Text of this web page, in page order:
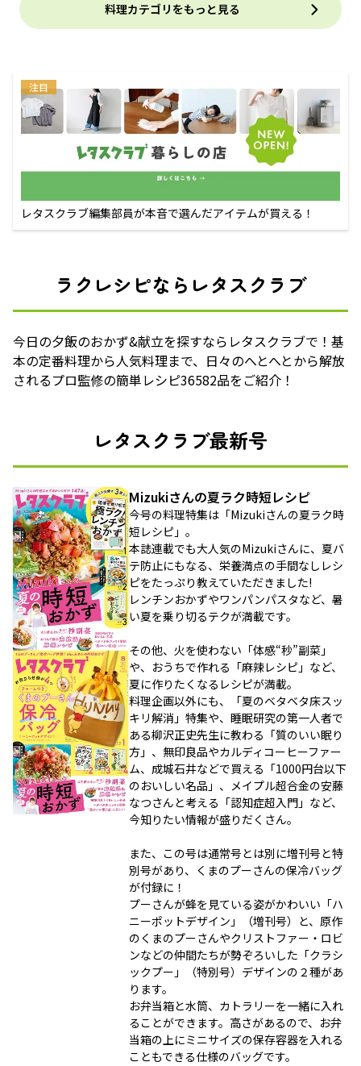
料理カテゴリをもっと見る
注目
レタスクラブ編集部員が本音で選んだアイテムが買える！
ラクレシピならレタスクラブ
今日の夕飯のおかず&献立を探すならレタスクラブで！基
本の定番料理から人気料理まで、日々のへとへとから解放
されるプロ監修の簡単レシピ36582品をご紹介！
レタスクラブ最新号
Mizukiさんの夏ラク時短レシピ
今号の料理特集は「Mizukiさんの夏ラク時
短レシピ」。
本誌連載でも大人気のMizukiさんに、夏バ
テ防止にもなる、栄養満点の手間なしレシ
ピをたっぷり教えていただきました!
レンチンおかずやワンパンパスタなど、暑
い夏を乗り切るテクが満載です。
その他、火を使わない「体感“秒”副菜」
や、おうちで作れる「麻辣レシピ」など、
夏に作りたくなるレシピが満載。
料理企画以外にも、「夏のベタベタ床スッ
キリ解消」特集や、睡眠研究の第一人者で
ある柳沢正史先生に教わる「質のいい眠り
方」、無印良品やカルディコーヒーファー
ム、成城石井などで買える「1000円台以下
のおいしい名品」、メイプル超合金の安藤
なつさんと考える「認知症超入門」など、
今知りたい情報が盛りだくさん。
また、この号は通常号とは別に増刊号と特
別号があり、くまのプーさんの保冷バッグ
が付録に！
プーさんが蜂を見ている姿がかわいい「ハ
ニーポットデザイン」（増刊号）と、原作
のくまのプーさんやクリストファー・ロビ
ンなどの仲間たちが勢ぞろいした「クラシ
ックプー」（特別号）デザインの２種があ
ります。
お弁当箱と水筒、カトラリーを一緒に入れ
ることができます。高さがあるので、お弁
当箱の上にミニサイズの保存容器を入れる
こともできる仕様のバッグです。